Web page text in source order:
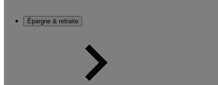
Épargne & retraite